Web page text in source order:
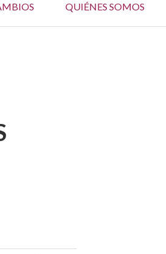
QUIÉNES SOMOS